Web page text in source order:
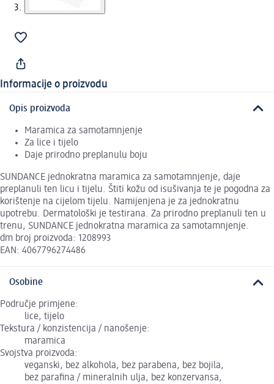
Informacije o proizvodu
Opis proizvoda
Maramica za samotamnjenje
Za lice i tijelo
Daje prirodno preplanulu boju
SUNDANCE jednokratna maramica za samotamnjenje, daje
preplanuli ten licu i tijelu. Štiti kožu od isušivanja te je pogodna za
korištenje na cijelom tijelu. Namijenjena je za jednokratnu
upotrebu. Dermatološki je testirana. Za prirodno preplanuli ten u
trenu, SUNDANCE jednokratna maramica za samotamnjenje.
dm broj proizvoda: 1208993
EAN: 4067796274486
Osobine
Područje primjene:
lice, tijelo
Tekstura / konzistencija / nanošenje:
maramica
Svojstva proizvoda:
veganski, bez alkohola, bez parabena, bez bojila,
bez parafina / mineralnih ulja, bez konzervansa,